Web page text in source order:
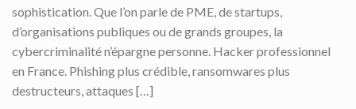
sophistication. Que l’on parle de PME, de startups,
d’organisations publiques ou de grands groupes, la
cybercriminalité n’épargne personne. Hacker professionnel
en France. Phishing plus crédible, ransomwares plus
destructeurs, attaques […]